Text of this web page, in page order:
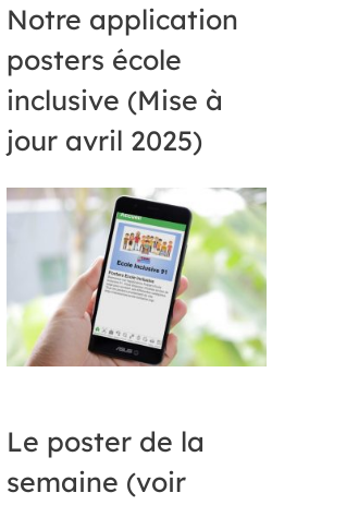
Notre application
posters école
inclusive (Mise à
jour avril 2025)
Le poster de la
semaine (voir